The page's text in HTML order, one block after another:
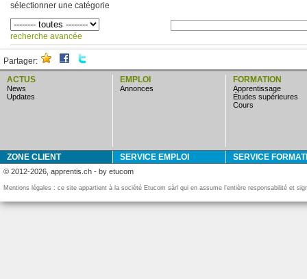
sélectionner une catégorie
recherche avancée
Partager:
ACTUS
news
updates
EMPLOI
annonces
FORMATION
apprentissage
études supérieures
cours
ZONE CLIENT SERVICE EMPLOI SERVICE
© 2012-2026, apprentis.ch - by etucom
Mentions légales : ce site appartient à la société Etucom sàrl qui en assume l’entière responsabilité et